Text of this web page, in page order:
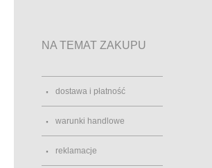
NA TEMAT ZAKUPU
dostawa i płatność
warunki handlowe
reklamacje